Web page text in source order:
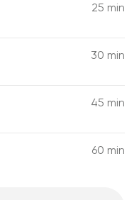
25 min
30 min
45 min
60 min